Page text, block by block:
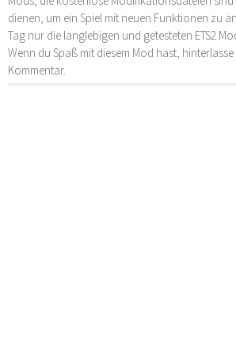
dienen, um ein Spiel mit neuen Funktionen zu
Tag nur die langlebigen und getesteten ETS2
Wenn du Spaß mit diesem Mod hast,
Kommentar.